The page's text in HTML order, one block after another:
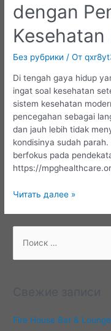
dengan
Kesehatan
Без рубрики / От
Di tengah gaya hidup
ingat soal kesehatan
sistem kesehatan
pencegahan sebagai
dan jauh lebih tidak
kondisinya sudah
berfokus pada
https://
MPG
Pendekatan
Kesehatan
Читать далее »
:Fire House Bar &